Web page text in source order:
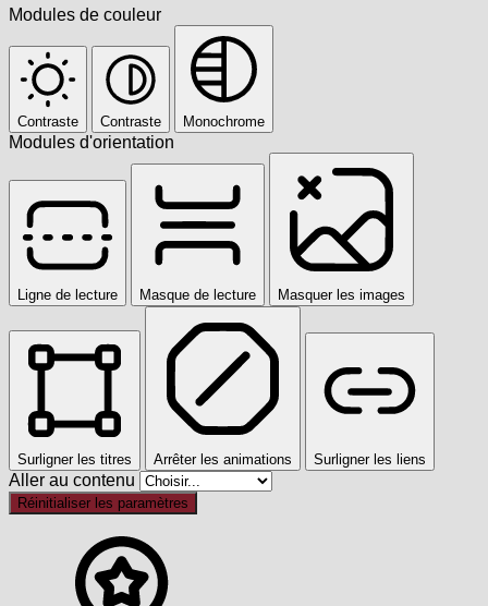
Modules de couleur
Contraste Contraste Monochrome
Modules d'orientation
Ligne de lecture Masque de lecture Masquer les images
Surligner les titres Arrêter les animations Surligner les liens
Aller au contenu
Réinitialiser les paramètres